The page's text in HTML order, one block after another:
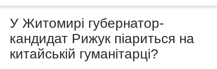
У Житомирі губернатор-
кандидат Рижук піариться на
китайській гуманітарці?